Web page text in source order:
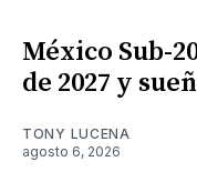
México Sub-
de 2027 y
TONY LUCENA
agosto 6, 2026